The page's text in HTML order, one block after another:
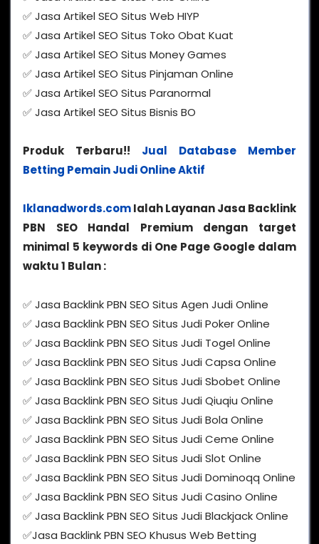
✅ Jasa Artikel SEO Situs Web HIYP
✅ Jasa Artikel SEO Situs Toko Obat Kuat
✅ Jasa Artikel SEO Situs Money Games
✅ Jasa Artikel SEO Situs Pinjaman Online
✅ Jasa Artikel SEO Situs Paranormal
✅ Jasa Artikel SEO Situs Bisnis BO
Produk Terbaru!! Jual Database Member
Betting Pemain Judi Online Aktif
Iklanadwords.comIalah Layanan Jasa Backlink
PBN SEO Handal Premium dengan target
minimal 5 keywords di One Page Google dalam
waktu 1 Bulan :
✅ Jasa Backlink PBN SEO Situs Agen Judi Online
✅ Jasa Backlink PBN SEO Situs Judi Poker Online
✅ Jasa Backlink PBN SEO Situs Judi Togel Online
✅ Jasa Backlink PBN SEO Situs Judi Capsa Online
✅ Jasa Backlink PBN SEO Situs Judi Sbobet Online
✅ Jasa Backlink PBN SEO Situs Judi Qiuqiu Online
✅ Jasa Backlink PBN SEO Situs Judi Bola Online
✅ Jasa Backlink PBN SEO Situs Judi Ceme Online
✅ Jasa Backlink PBN SEO Situs Judi Slot Online
✅ Jasa Backlink PBN SEO Situs Judi Dominoqq Online
✅ Jasa Backlink PBN SEO Situs Judi Casino Online
✅ Jasa Backlink PBN SEO Situs Judi Blackjack Online
✅Jasa Backlink PBN SEO Khusus Web Betting